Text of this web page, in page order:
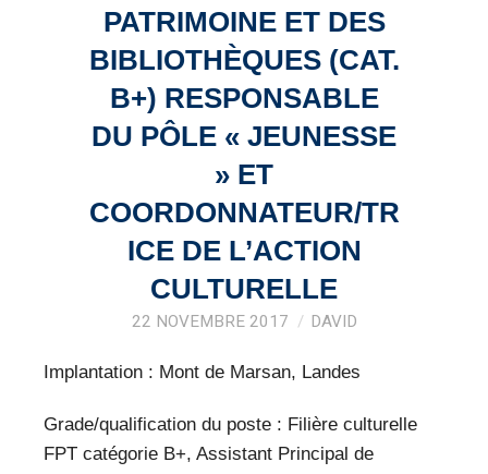
RESSOURCES
OFFRES D’EMPLOIS
PATRIMOINE ET DES
BIBLIOTHÈQUES (CAT.
B+) RESPONSABLE
DU PÔLE « JEUNESSE
» ET
COORDONNATEUR/TR
ICE DE L’ACTION
CULTURELLE
22 NOVEMBRE 2017 DAVID
Implantation : Mont de Marsan, Landes
Grade/qualification du poste : Filière culturelle
FPT catégorie B+, Assistant Principal de